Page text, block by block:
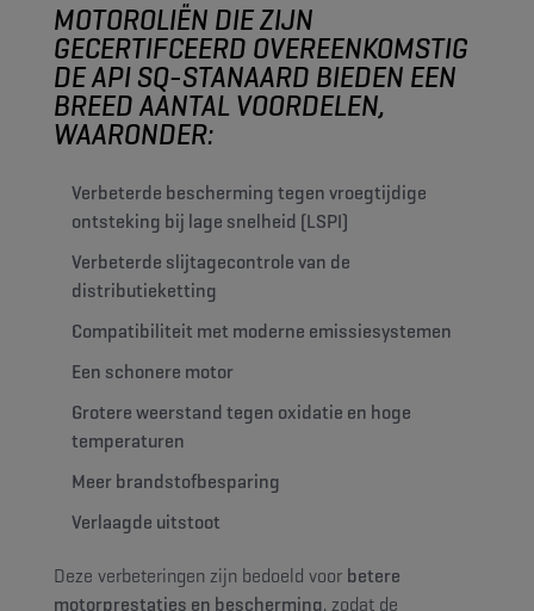
MOTOROLIËN DIE ZIJN
GECERTIFCEERD OVEREENKOMSTIG
DE API SQ-STANAARD BIEDEN EEN
BREED AANTAL VOORDELEN,
WAARONDER:
Verbeterde bescherming tegen vroegtijdige
ontsteking bij lage snelheid (LSPI)
Verbeterde slijtagecontrole van de
distributieketting
Compatibiliteit met moderne emissiesystemen
Een schonere motor
Grotere weerstand tegen oxidatie en hoge
temperaturen
Meer brandstofbesparing
Verlaagde uitstoot
Deze verbeteringen zijn bedoeld voor betere
motorprestaties en bescherming, zodat de